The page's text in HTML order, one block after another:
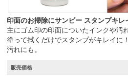
印面のお掃除にサンビー スタンプキ
主にゴム印の印面についたインクや汚
塗って拭くだけでスタンプがキレイに
汚れにも。
販売価格